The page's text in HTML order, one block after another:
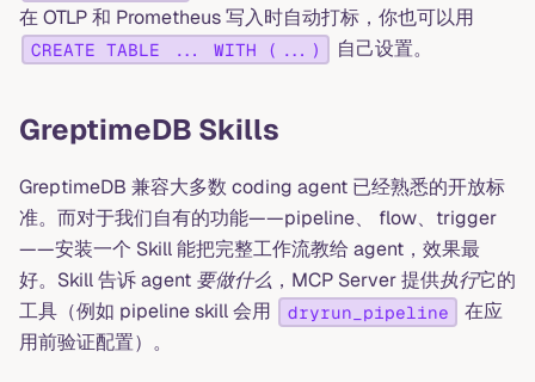
在 OTLP 和 Prometheus 写入时自动打标，你也可以用
CREATE TABLE ... WITH (...) 自己设置。
GreptimeDB Skills
GreptimeDB 兼容大多数 coding agent 已经熟悉的开放标
准。而对于我们自有的功能——pipeline、 flow、trigger
——安装一个 Skill 能把完整工作流教给 agent，效果最
好。Skill 告诉 agent 要做什么 ，MCP Server 提供执行它的
工具（例如 pipeline skill 会用
dryrun_pipeline
在应
用前验证配置）。